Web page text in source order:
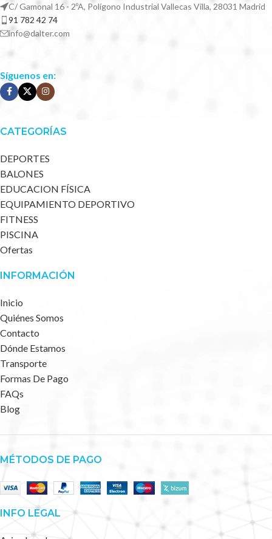
C/ Gamonal 16 - 2ºA, Polígono Industrial Vallecas Villa, 28031 Madrid
91 782 42 74
info@dalter.com
Síguenos en:
CATEGORÍAS
DEPORTES
BALONES
EDUCACION FÍSICA
EQUIPAMIENTO DEPORTIVO
FITNESS
PISCINA
Ofertas
INFORMACIÓN
Inicio
Quiénes Somos
Contacto
Dónde Estamos
Transporte
Formas De Pago
FAQs
Blog
MÉTODOS DE PAGO
INFO LEGAL